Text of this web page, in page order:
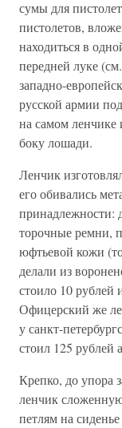
сумы для
пистолетов,
находиться в
передней луке
западно-
русской армии
на самом ленчике
боку лошади.
Ленчик
его обивались
принадлежности:
торочные ремни,
юфтьевой кожи
делали из
стоило 10 рублей
Офицерский же
у санкт-
стоил 125 рублей
Крепко, до упора
ленчик
петлям на